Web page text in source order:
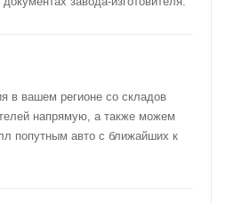
в вашем регионе со складов
напрямую, а также можем
попутным авто с ближайших к